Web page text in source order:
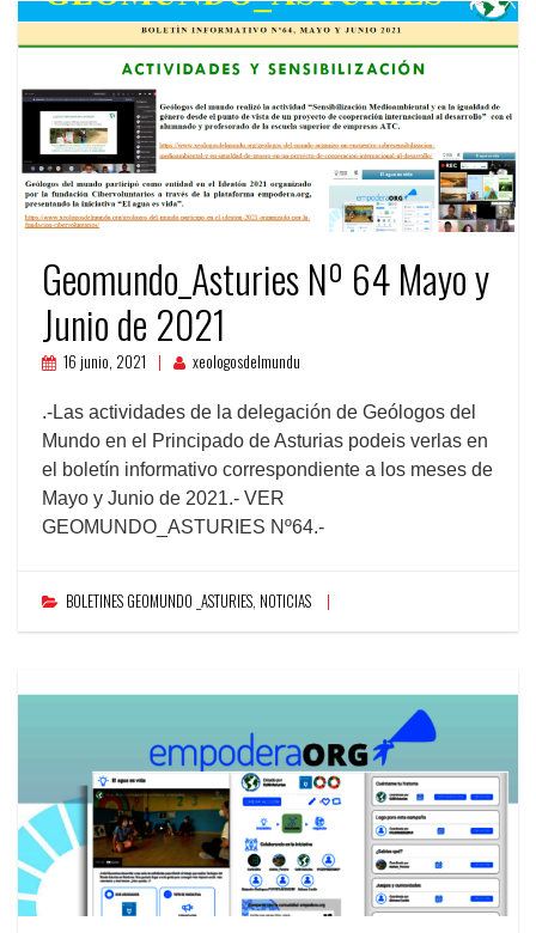
Geomundo_Asturies Nº 64 Mayo y
Junio de 2021
16 junio, 2021 xeologosdelmundu
.-Las actividades de la delegación de Geólogos del
Mundo en el Principado de Asturias podeis verlas en
el boletín informativo correspondiente a los meses de
Mayo y Junio de 2021.- VER
GEOMUNDO_ASTURIES Nº64.-
BOLETINES GEOMUNDO _ASTURIES, NOTICIAS